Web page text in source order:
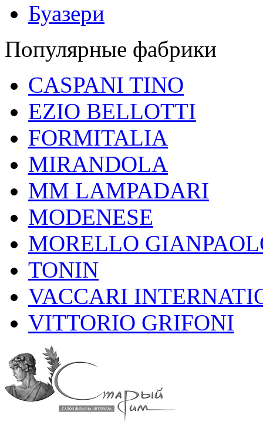
Буазери
Популярные фабрики
CASPANI TINO
EZIO BELLOTTI
FORMITALIA
MIRANDOLA
MM LAMPADARI
MODENESE
MORELLO
TONIN
VACCARI
VITTORIO GRIFONI